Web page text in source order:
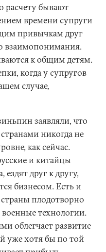
расчету бывают
времени супруги
привычкам друг
взаимопонимания.
к общим детям.
когда у супругов
случае,
заявляли, что
никогда не
как сейчас.
и китайцы
друг к другу,
бизнесом. Есть и
плодотворно
технологии.
облегчает развитие
уже хотя бы по той